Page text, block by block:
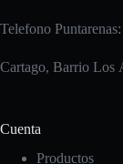
Telefono
Cartago, Barrio Los
Cuenta
Productos